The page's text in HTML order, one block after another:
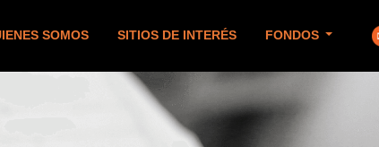
SOMOS SITIOS DE INTERÉS FONDOS